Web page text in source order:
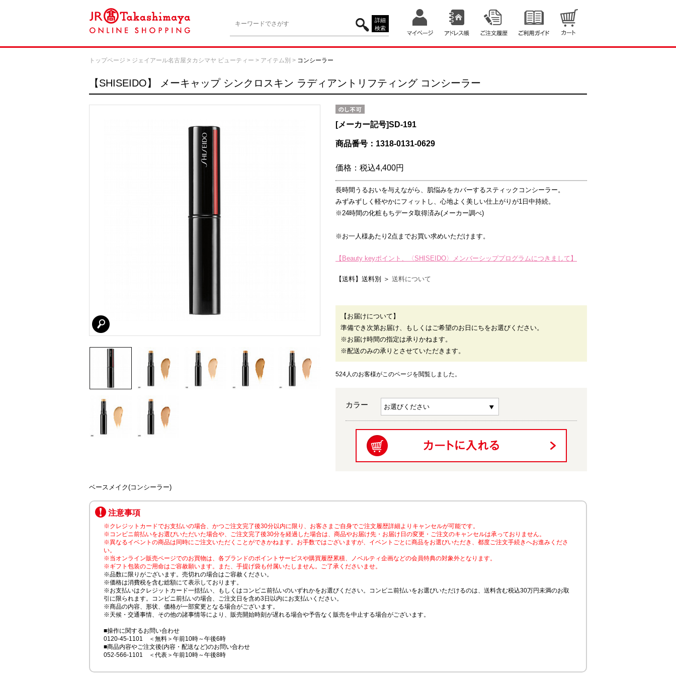
詳細
検索
トップページ > ジェイアール名古屋タカシマヤ ビューティー > アイテム別 > コンシーラー
【SHISEIDO】 メーキャップ シンクロスキン ラディアントリフティング コンシーラー
[メーカー記号]SD-191
商品番号：1318-0131-0629
価格： 税込4,400円
長時間うるおいを与えながら、肌悩みをカバーするスティックコンシーラー。
みずみずしく軽やかにフィットし、心地よく美しい仕上がりが1日中持続。
※24時間の化粧もちデータ取得済み(メーカー調べ)
※お一人様あたり2点までお買い求めいただけます。
【Beauty keyポイント、〈SHISEIDO〉メンバーシッププログラムにつきまして】
【送料】送料別 ＞ 送料について
【お届けについて】
準備でき次第お届け、もしくはご希望のお日にちをお選びください。
※お届け時間の指定は承りかねます。
※配送のみの承りとさせていただきます。
524人のお客様がこのページを閲覧しました。
カラー
ベースメイク(コンシーラー)
注意事項
※クレジットカードでお支払いの場合、かつご注文完了後30分以内に限り、お客さまご自身でご注文履歴詳細よりキャンセルが可能です。
※コンビニ前払いをお選びいただいた場合や、ご注文完了後30分を経過した場合は、商品やお届け先・お届け日の変更・ご注文のキャンセルは承っておりません。
※異なるイベントの商品は同時にご注文いただくことができかねます。お手数ではございますが、イベントごとに商品をお選びいただき、都度ご注文手続きへお進みくださ
い。
※当オンライン販売ページでのお買物は、各ブランドのポイントサービスや購買履歴累積、ノベルティ企画などの会員特典の対象外となります。
※ギフト包装のご用命はご容赦願います。また、手提げ袋も付属いたしません。ご了承くださいませ。
※品数に限りがございます。売切れの場合はご容赦ください。
※価格は消費税を含む総額にて表示しております。
※お支払いはクレジットカード一括払い、もしくはコンビニ前払いのいずれかをお選びください。コンビニ前払いをお選びいただけるのは、送料含む税込30万円未満のお取
引に限られます。コンビニ前払いの場合、ご注文日を含め3日以内にお支払いください。
※商品の内容、形状、価格が一部変更となる場合がございます。
※天候・交通事情、その他の諸事情等により、販売開始時刻が遅れる場合や予告なく販売を中止する場合がございます。
■操作に関するお問い合わせ
0120-45-1101 ＜無料＞午前10時～午後6時
■商品内容やご注文後(内容・配送など)のお問い合わせ
052-566-1101 ＜代表＞午前10時～午後8時